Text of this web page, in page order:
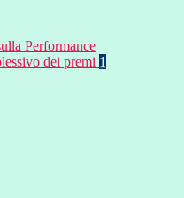
Performance
dei premi 1